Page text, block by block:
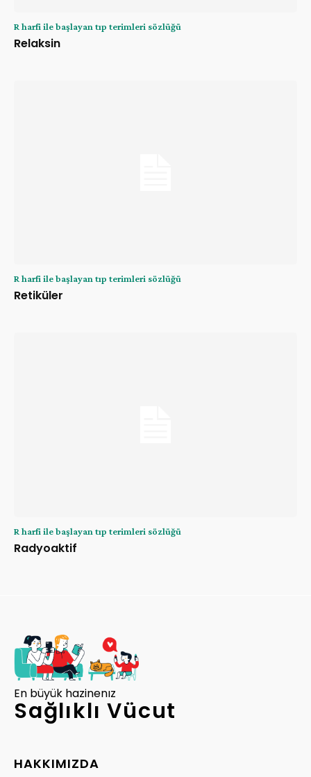
R harfi ile başlayan tıp terimleri sözlüğü
Relaksin
R harfi ile başlayan tıp terimleri sözlüğü
Retiküler
R harfi ile başlayan tıp terimleri sözlüğü
Radyoaktif
En büyük hazinenız
Sağlıklı Vücut
HAKKIMIZDA